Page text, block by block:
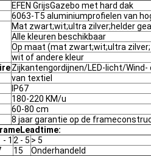
EFEN GrijsGazebo met hard dak
6063-T5 aluminiumprofielen van
Mat zwart;wit;ultra zilver;helder
Alle kleuren beschikbaar
Op maat (mat zwart;wit;ultra
wit of andere kleur
Zijkantengordijnen/LED-licht/
van textiel
IP67
180-220 KM/u
60-80 cm
8 jaar garantie op de
- 1 2 - 5 > 5
15 Onderhandeld